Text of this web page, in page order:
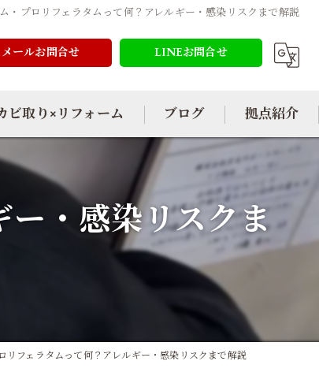
・プロリフェラタムって何？アレルギー・感染リスクまで解説
メールお問合せ LINEお問合せ
ビ取り×リフォーム ブログ 拠点紹介
ー・感染リスクま
リフェラタムって何？アレルギー・感染リスクまで解説